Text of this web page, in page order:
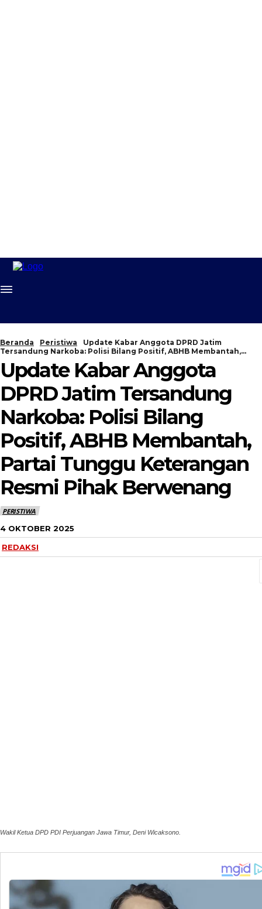
Beranda Peristiwa
Update Kabar Anggota DPRD Jatim
Tersandung Narkoba: Polisi Bilang Positif, ABHB Membantah,...
Update Kabar Anggota
DPRD Jatim Tersandung
Narkoba: Polisi Bilang
Positif, ABHB Membantah,
Partai Tunggu Keterangan
Resmi Pihak Berwenang
PERISTIWA
4 OKTOBER 2025
REDAKSI
Wakil Ketua DPD PDI Perjuangan Jawa Timur, Deni Wicaksono.